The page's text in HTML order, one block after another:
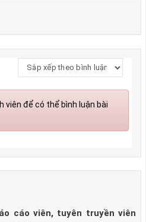
viên để có thể bình luận bài
cáo viên, tuyên truyền viên